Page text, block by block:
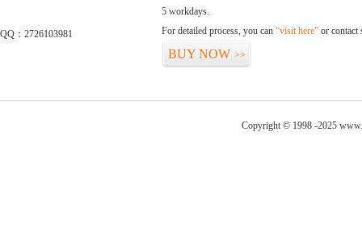
QQ：2726103981
5 workdays.
For detailed process, you can “visit here” or contact
BUY NOW >>
Copyright © 1998 -2025